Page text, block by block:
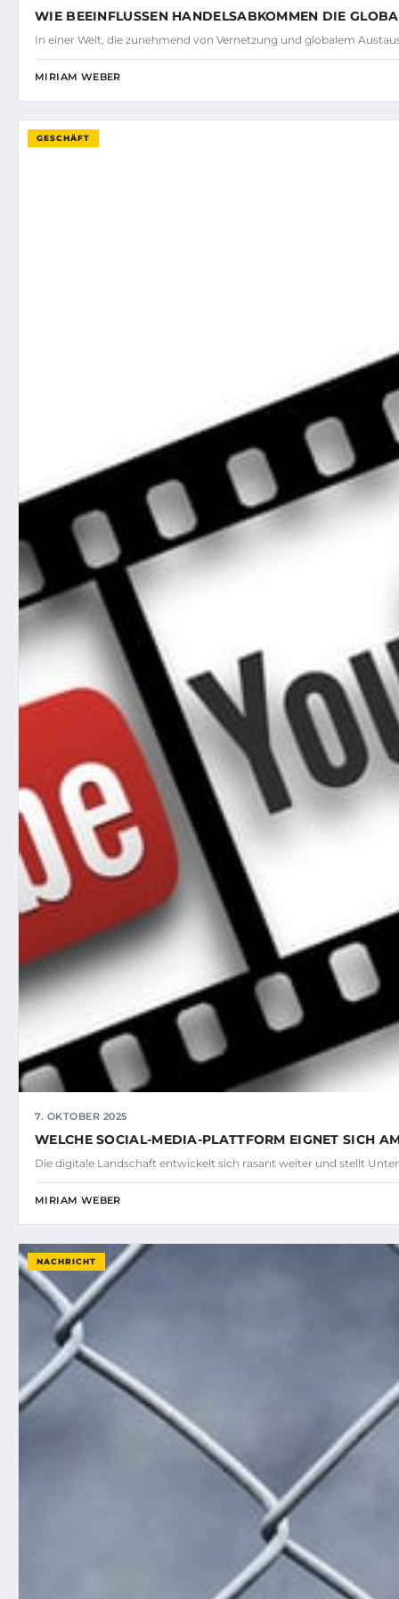
WIE BEEINFLUSSEN HANDELSABKOMMEN DIE
In einer Welt, die zunehmend von Vernetzung und globalem
MIRIAM WEBER
GESCHÄFT
7. OKTOBER 2025
WELCHE SOCIAL-MEDIA-PLATTFORM EIGNET SICH
Die digitale Landschaft entwickelt sich rasant weiter und stellt
MIRIAM WEBER
NACHRICHT